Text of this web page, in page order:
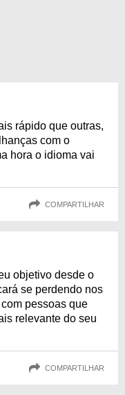
rápido que outras,
com o
hora o idioma vai
COMPARTILHAR
objetivo desde o
se perdendo nos
pessoas que
relevante do seu
COMPARTILHAR